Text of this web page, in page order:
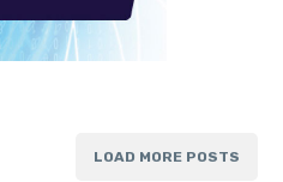
LOAD MORE POSTS